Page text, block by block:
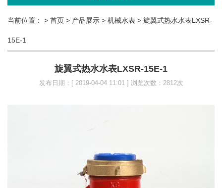
当前位置： > 首页 > 产品展示 > 机械水表 > 旋翼式热水水表LXSR-
15E-1
旋翼式热水水表LXSR-15E-1
发布日期：[ 2019-04-04 11:01 ] 浏览次数：2812次